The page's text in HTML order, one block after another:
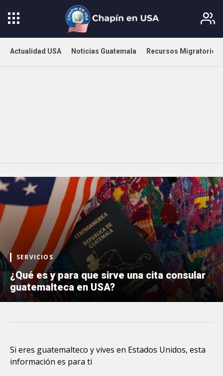
Actualidad USA Noticias Guatemala Recursos Migratorios
SERVICIOS
¿Qué es y para que sirve una cita consular
guatemalteca en USA?
Si eres guatemalteco y vives en Estados Unidos, esta
información es para ti